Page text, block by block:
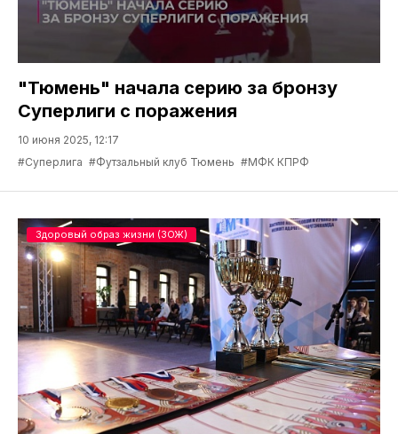
"Тюмень" начала серию за бронзу
Суперлиги с поражения
10 июня 2025, 12:17
#Суперлига #Футзальный клуб Тюмень #МФК КПРФ
Здоровый образ жизни (ЗОЖ)